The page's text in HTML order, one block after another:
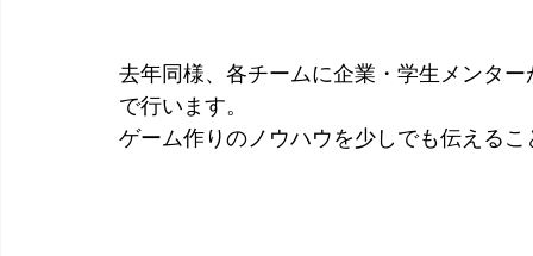
去年同様、各チームに企業・学生メンタ
で行います。
ゲーム作りのノウハウを少しでも伝える